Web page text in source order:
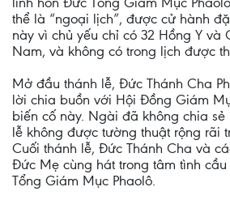
thể là “ngoại lịch”, được cử hành
này vì chủ yếu chỉ có 32 Hồng Y và
Nam, và không có trong lịch được
Mở đầu thánh lễ, Đức Thánh Cha
lời chia buồn với Hội Đồng Giám
biến cố này. Ngài đã không chia
lễ không được tường thuật rộng rãi
Cuối thánh lễ, Đức Thánh Cha và
Đức Mẹ cùng hát trong tâm tình
Tổng Giám Mục Phaolô.